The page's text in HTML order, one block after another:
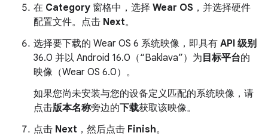
在 Category 窗格中，选择 Wear OS ，并选择硬件
配置文件。点击 Next。
选择要下载的 Wear OS 6 系统映像，即具有 API 级别
36.0 并以 Android 16.0（“Baklava”）为目标平台的
映像（Wear OS 6.0）。
如果您尚未安装与您的设备定义匹配的系统映像，请
点击版本名称旁边的下载获取该映像。
点击 Next ，然后点击 Finish。